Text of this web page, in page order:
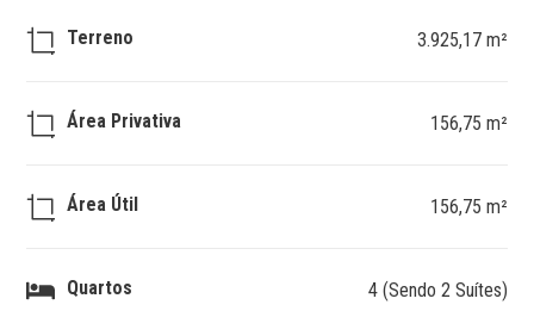
Terreno 3.925,17 m²
Área Privativa 156,75 m²
Área Útil 156,75 m²
Quartos 4 (Sendo 2 Suítes)